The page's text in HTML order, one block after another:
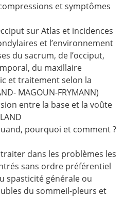
et symptômes
sur Atlas et incidences
et l’environnement
du sacrum, de l’occiput,
du maxillaire
et traitement selon la
MAGOUN-FRYMANN)
entre la base et la voûte
pourquoi et comment ?
dans les problèmes les
sans ordre préférentiel
spasticité générale ou
du sommeil-pleurs et